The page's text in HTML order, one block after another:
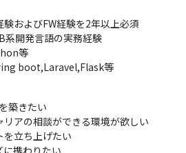
およびFW経験を2年以上必須
系開発言語の実務経験
等
boot,Laravel,Flask等
築きたい
リアの相談ができる環境が欲しい
を立ち上げたい
に携わりたい